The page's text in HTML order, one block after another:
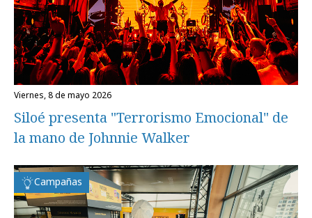
viernes, 8 de mayo 2026
Siloé presenta "Terrorismo Emocional" de
la mano de Johnnie Walker
Campañas